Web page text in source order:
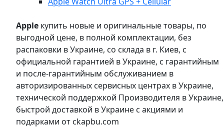
Apple купить новые и оригинальные товары, по
выгодной цене, в полной комплектации, без
распаковки в Украине, со склада в г. Киев, с
официальной гарантией в Украине, с гарантийным
и после-гарантийным обслуживанием в
авторизированных сервисных центрах в Украине,
технической поддержкой Производителя в Украине,
быстрой доставкой в Украине с акциями и
подарками от ckapbu.com